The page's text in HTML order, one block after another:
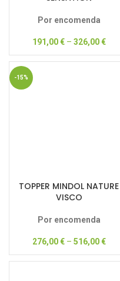
Por encomenda
191,00€– 326,00€
-15%
TOPPER MINDOL NATURE
VISCO
Por encomenda
276,00€– 516,00€